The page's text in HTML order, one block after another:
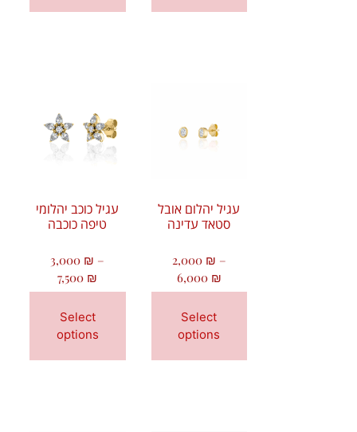
עגיל כוכב יהלומי
טיפה כוכבה
3,000 ₪ –
7,500 ₪
Select
options
עגיל יהלום אובל
סטאד עדינה
2,000 ₪ –
6,000 ₪
Select
options